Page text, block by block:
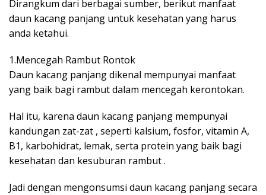
Dirangkum dari berbagai sumber, berikut manfaat
daun kacang panjang untuk kesehatan yang harus
anda ketahui.
1.Mencegah Rambut Rontok
Daun kacang panjang dikenal mempunyai manfaat
yang baik bagi rambut dalam mencegah kerontokan.
Hal itu, karena daun kacang panjang mempunyai
kandungan zat-zat , seperti kalsium, fosfor, vitamin A,
B1, karbohidrat, lemak, serta protein yang baik bagi
kesehatan dan kesuburan rambut .
Jadi dengan mengonsumsi daun kacang panjang secara